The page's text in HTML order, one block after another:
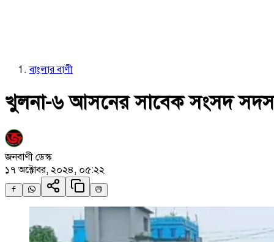
বাংলার বাণী
খুলনা-৬ আসনের সাবেক সংসদ সদস্য
জনবাণী ডেস্ক
১৭ অক্টোবর, ২০২৪, ০৫:২২